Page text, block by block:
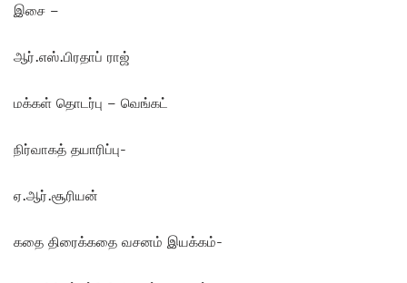
இசை –
ஆர்.எஸ்.பிரதாப் ராஜ்
மக்கள் தொடர்பு – வெங்கட்
நிர்வாகத் தயாரிப்பு-
ஏ.ஆர்.சூரியன்
கதை திரைக்கதை வசனம் இயக்கம்-